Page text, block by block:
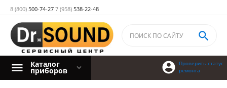
8 (800) 500-74-27 7 (958) 538-22-48
Проверить статус
ремонта


Каталог
приборов